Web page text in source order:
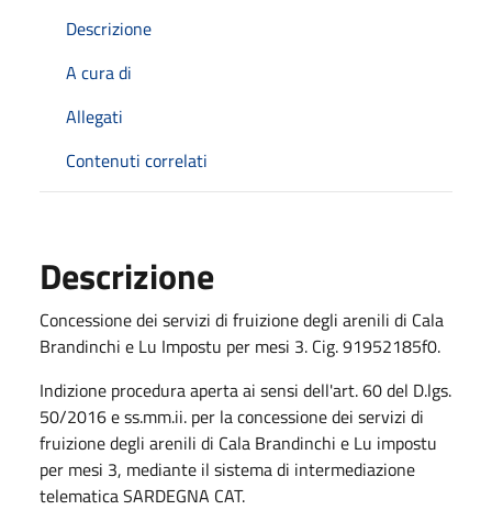
Descrizione
A cura di
Allegati
Contenuti correlati
Descrizione
Concessione dei servizi di fruizione degli arenili di Cala
Brandinchi e Lu Impostu per mesi 3. Cig. 91952185f0.
Indizione procedura aperta ai sensi dell'art. 60 del D.lgs.
50/2016 e ss.mm.ii. per la concessione dei servizi di
fruizione degli arenili di Cala Brandinchi e Lu impostu
per mesi 3, mediante il sistema di intermediazione
telematica SARDEGNA CAT.